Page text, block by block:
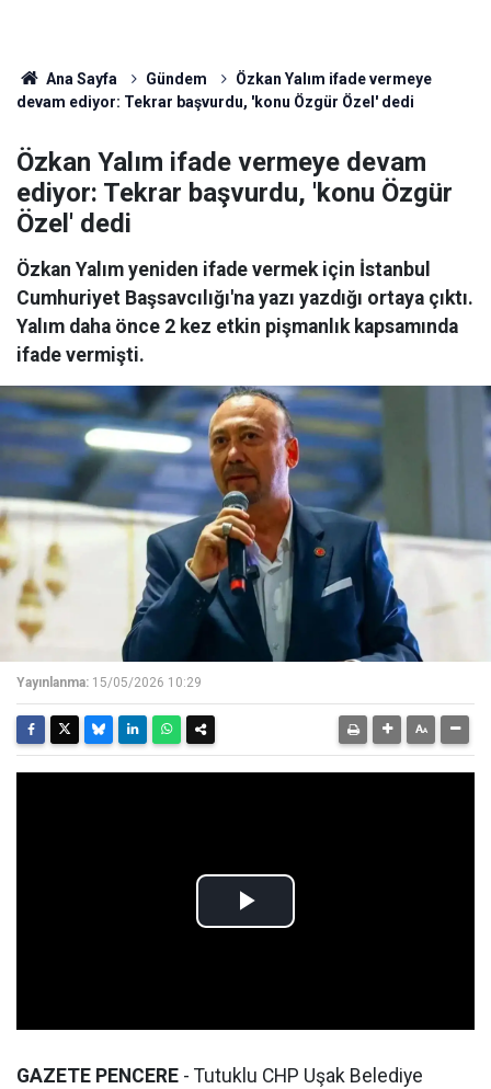
Ana Sayfa Gündem
Özkan Yalım ifade vermeye
devam ediyor: Tekrar başvurdu, 'konu Özgür Özel' dedi
Özkan Yalım ifade vermeye devam
ediyor: Tekrar başvurdu, 'konu Özgür
Özel' dedi
Özkan Yalım yeniden ifade vermek için İstanbul
Cumhuriyet Başsavcılığı'na yazı yazdığı ortaya çıktı.
Yalım daha önce 2 kez etkin pişmanlık kapsamında
ifade vermişti.
Yayınlanma: 15/05/2026 10:29
GAZETE PENCERE - Tutuklu CHP Uşak Belediye